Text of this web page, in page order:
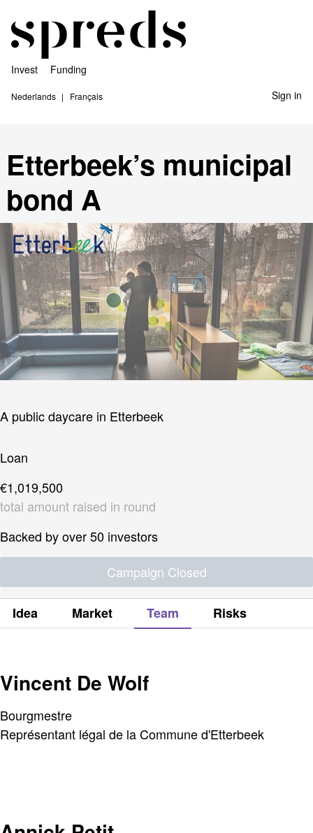
Invest Funding
Nederlands Français Sign in
Etterbeek’s municipal
bond A
A public daycare in Etterbeek
Loan
€1,019,500
total amount raised in round
Backed by over 50 investors
Campaign Closed
Idea Market Team Risks
Vincent De Wolf
Bourgmestre
Représentant légal de la Commune d'Etterbeek